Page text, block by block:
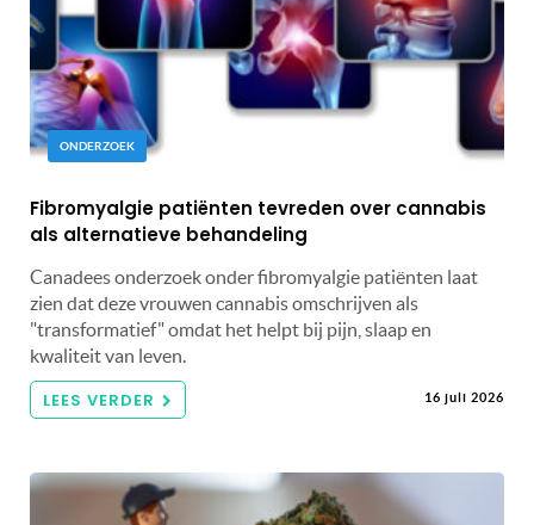
ONDERZOEK
Fibromyalgie patiënten tevreden over cannabis
als alternatieve behandeling
Canadees onderzoek onder fibromyalgie patiënten laat
zien dat deze vrouwen cannabis omschrijven als
"transformatief" omdat het helpt bij pijn, slaap en
kwaliteit van leven.
LEES VERDER 16 juli 2026